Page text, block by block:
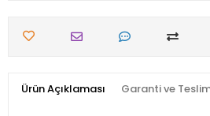
Ürün Açıklaması Garanti ve